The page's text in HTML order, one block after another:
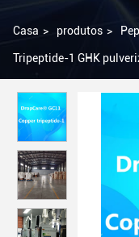
Casa > produtos >
Tripeptide-1 GHK